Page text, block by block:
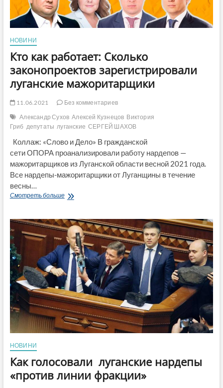
НОВИНИ
Кто как работает: Сколько
законопроектов зарегистрировали
луганские мажоритарщики
11.06.2021
Без комментариев
Александр Сухов Алексей Кузнецов Виктория
Гриб депутаты луганские СЕРГЕЙ ШАХОВ
Коллаж: «Слово и Дело» В гражданской
сети ОПОРА проанализировали работу нардепов —
мажоритарщиков из Луганской области весной 2021 года.
Все нардепы-мажоритарщики от Луганщины в течение
весны…
Смотреть большеКто
Сколько
законопроектов
зарегистрировали
луганские
мажоритарщики
НОВИНИ
Как голосовали луганские нардепы
«против линии фракции»